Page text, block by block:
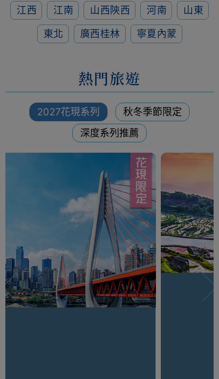
江西
江南 山西陝西 河南
山東
東北
廣西桂林 寧夏內蒙
2027花現系列
秋冬季節限定
深度系列推薦
熱門旅遊